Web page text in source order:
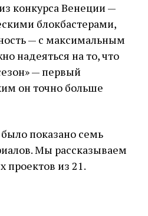
конкурса Венеции —
блокбастерами,
— с максимальным
надеяться на то, что
— первый
он точно больше
показано семь
Мы рассказываем
проектов из 21.